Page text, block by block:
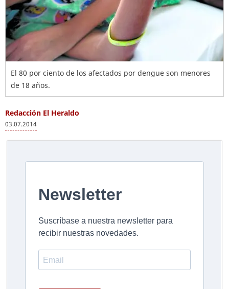
El 80 por ciento de los afectados por dengue son menores
de 18 años.
Redacción El Heraldo
03.07.2014